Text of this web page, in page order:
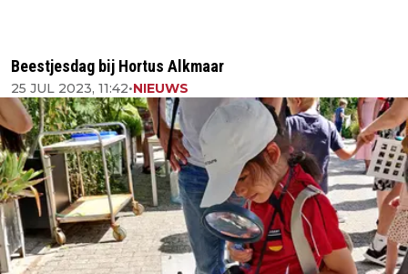
Beestjesdag bij Hortus Alkmaar
25 JUL 2023, 11:42•NIEUWS